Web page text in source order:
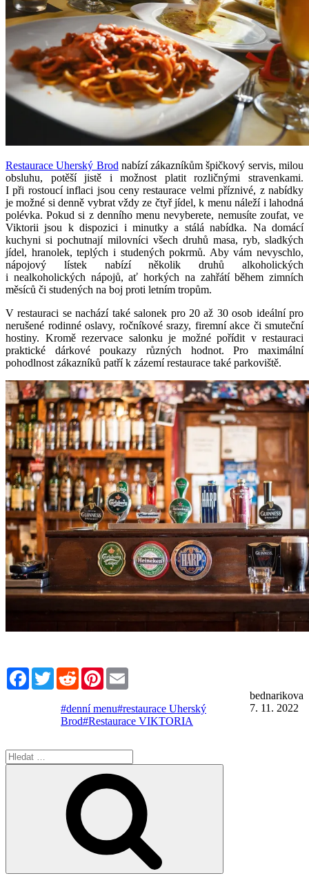
Restaurace Uherský Brod nabízí zákazníkům špičkový servis, milou
obsluhu, potěší jistě i možnost platit rozličnými stravenkami.
I při rostoucí inflaci jsou ceny restaurace velmi příznivé, z nabídky
je možné si denně vybrat vždy ze čtyř jídel, k menu náleží i lahodná
polévka. Pokud si z denního menu nevyberete, nemusíte zoufat, ve
Viktorii jsou k dispozici i minutky a stálá nabídka. Na domácí
kuchyni si pochutnají milovníci všech druhů masa, ryb, sladkých
jídel, hranolek, teplých i studených pokrmů. Aby vám nevyschlo,
nápojový lístek nabízí několik druhů alkoholických
i nealkoholických nápojů, ať horkých na zahřátí během zimních
měsíců či studených na boj proti letním tropům.
V restauraci se nachází také salonek pro 20 až 30 osob ideální pro
nerušené rodinné oslavy, ročníkové srazy, firemní akce či smuteční
hostiny. Kromě rezervace salonku je možné pořídit v restauraci
praktické dárkové poukazy různých hodnot. Pro maximální
pohodlnost zákazníků patří k zázemí restaurace také parkoviště.
FacebookTwitterRedditPinterest
bednarikova
7. 11. 2022
#denní menu#restaurace Uherský
Brod#Restaurace VIKTORIA
Hledat: